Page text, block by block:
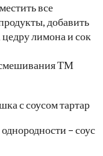
все
добавить
лимона и сок
смешивания ТМ
– соус